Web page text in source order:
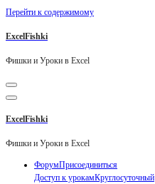
Перейти к содержимому
ExcelFishki
Фишки и Уроки в Excel
ExcelFishki
Фишки и Уроки в Excel
ФорумПрисоединиться
Доступ к урокамКруглосуточный